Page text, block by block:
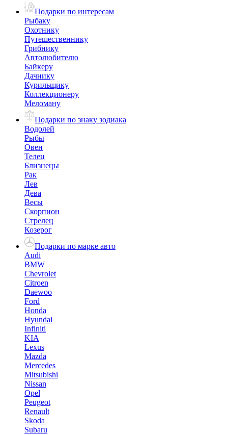
Подарки по интересам
Рыбаку
Охотнику
Путешественнику
Грибнику
Автолюбителю
Байкеру
Дачнику
Курильщику
Коллекционеру
Меломану
Подарки по знаку зодиака
Водолей
Рыбы
Овен
Телец
Близнецы
Рак
Лев
Дева
Весы
Скорпион
Стрелец
Козерог
Подарки по марке авто
Audi
BMW
Chevrolet
Citroen
Daewoo
Ford
Honda
Hyundai
Infiniti
KIA
Lexus
Mazda
Mercedes
Mitsubishi
Nissan
Opel
Peugeot
Renault
Skoda
Subaru